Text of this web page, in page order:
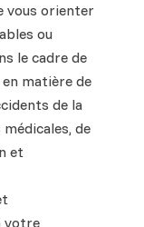
vous orienter
ou
le cadre de
matière de
de la
de
et
votre